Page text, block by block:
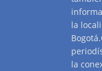
la
la